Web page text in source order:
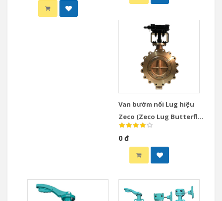
Van bướm nối Lug hiệu
Zeco (Zeco Lug Butterfly
Valve)
0 đ